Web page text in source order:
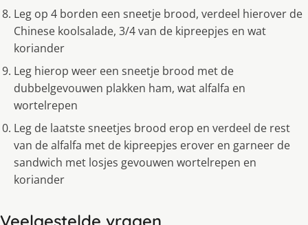
Leg op 4 borden een sneetje brood, verdeel hierover de
Chinese koolsalade, 3/4 van de kipreepjes en wat
koriander
Leg hierop weer een sneetje brood met de
dubbelgevouwen plakken ham, wat alfalfa en
wortelrepen
Leg de laatste sneetjes brood erop en verdeel de rest
van de alfalfa met de kipreepjes erover en garneer de
sandwich met losjes gevouwen wortelrepen en
koriander